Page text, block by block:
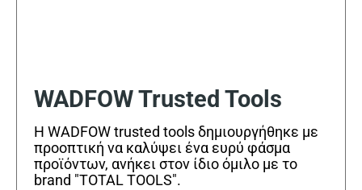
WADFOW Trusted Tools
Η WADFOW trusted tools δημιουργήθηκε με
προοπτική να καλύψει ένα ευρύ φάσμα
προϊόντων, ανήκει στον ίδιο όμιλο με το
brand "TOTAL TOOLS".